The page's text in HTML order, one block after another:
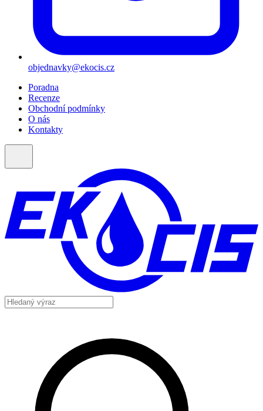
objednavky@ekocis.cz
Poradna
Recenze
Obchodní podmínky
O nás
Kontakty